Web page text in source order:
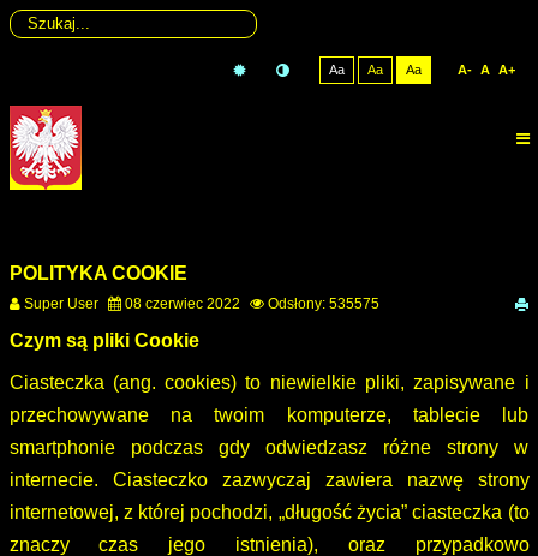
Aa Aa Aa A- A A+
CIĄŻY
POLITYKA COOKIE
Super User 08 czerwiec 2022 Odsłony: 535575
Czym są pliki Cookie
Ciasteczka (ang. cookies) to niewielkie pliki, zapisywane i
przechowywane na twoim komputerze, tablecie lub
smartphonie podczas gdy odwiedzasz różne strony w
internecie. Ciasteczko zazwyczaj zawiera nazwę strony
internetowej, z której pochodzi, „długość życia” ciasteczka (to
znaczy czas jego istnienia), oraz przypadkowo
rok
miesiąc